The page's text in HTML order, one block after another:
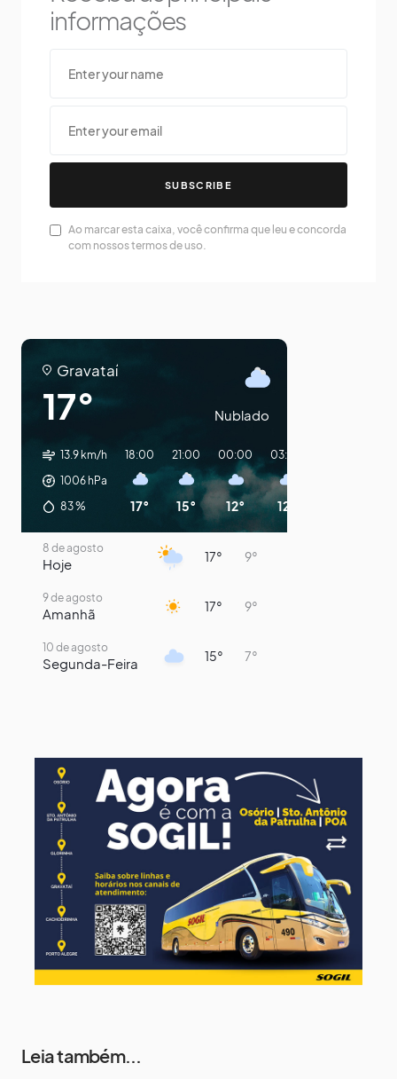
informações
SUBSCRIBE
Ao marcar esta caixa, você confirma que leu e concorda
com nossos termos de uso.
Gravataí
17° Nublado
13.9 km/h
1006 hPa
83%
18:00
17°
21:00
15°
00:00
12°
03:00
12°
8 de agosto
Hoje 17° 9°
9 de agosto
Amanhã 17° 9°
10 de agosto
Segunda-Feira 15° 7°
Quarta-Feira 13° 12°
13 de agosto
Quinta-Feira 17° 13°
14 de agosto
Sexta-Feira 19° 14°
Leia também...